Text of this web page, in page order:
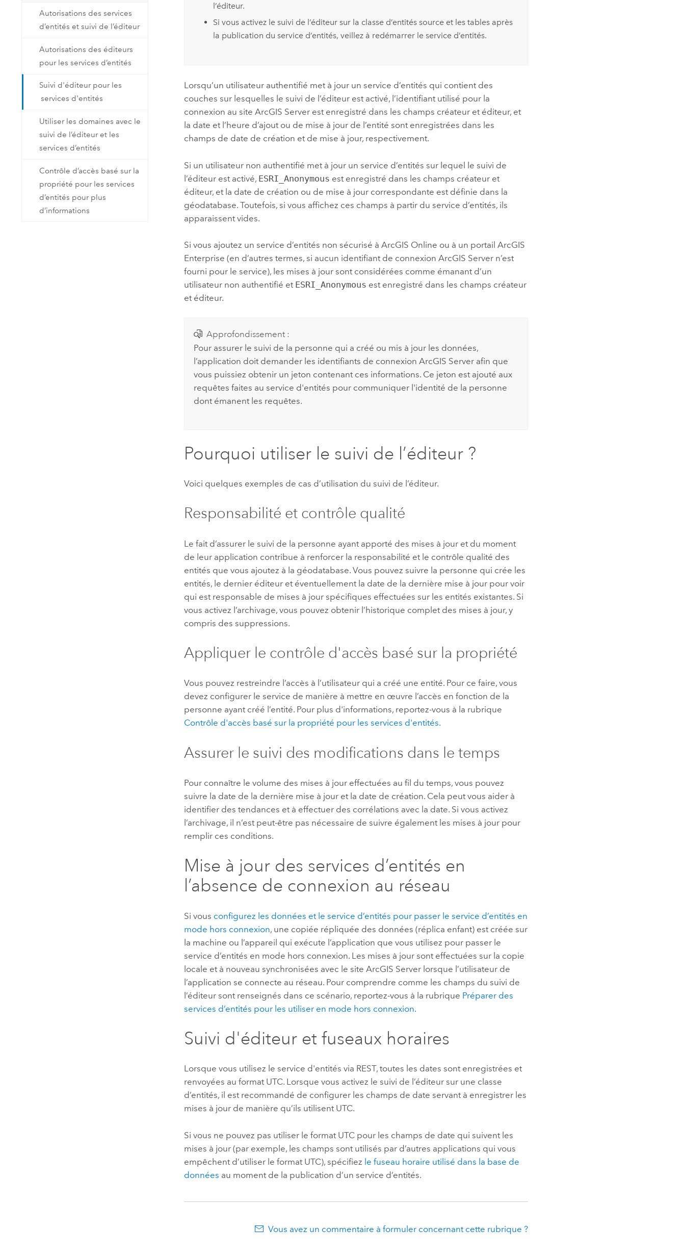
Autorisations des services
d’entités et suivi de l’éditeur
Autorisations des éditeurs
pour les services d’entités
Suivi d'éditeur pour les
services d'entités
Utiliser les domaines avec le
suivi de l’éditeur et les
services d’entités
Contrôle d’accès basé sur la
propriété pour les services
d’entités pour plus
d’informations
l’éditeur.
Si vous activez le suivi de l’éditeur sur la classe d’entités source et les tables après
la publication du service d’entités, veillez à redémarrer le service d’entités.
Lorsqu’un utilisateur authentifié met à jour un service d’entités qui contient des
couches sur lesquelles le suivi de l’éditeur est activé, l’identifiant utilisé pour la
connexion au siteArcGIS Server est enregistré dans les champs créateur et éditeur, et
la date et l’heure d’ajout ou de mise à jour de l’entité sont enregistrées dans les
champs de date de création et de mise à jour, respectivement.
Si un utilisateur non authentifié met à jour un service d’entités sur lequel le suivi de
l’éditeur est activé, ESRI_Anonymous est enregistré dans les champs créateur et
éditeur, et la date de création ou de mise à jour correspondante est définie dans la
géodatabase. Toutefois, si vous affichez ces champs à partir du service d’entités, ils
apparaissent vides.
Si vous ajoutez un service d’entités non sécurisé àArcGIS Online ou à un portailArcGIS
Enterprise (en d’autres termes, si aucun identifiant de connexionArcGIS Server n’est
fourni pour le service), les mises à jour sont considérées comme émanant d’un
utilisateur non authentifié et ESRI_Anonymous est enregistré dans les champs créateur
et éditeur.
Approfondissement :
Pour assurer le suivi de la personne qui a créé ou mis à jour les données,
l’application doit demander les identifiants de connexion ArcGIS Serverafin que
vous puissiez obtenir un jeton contenant ces informations. Ce jeton est ajouté aux
requêtes faites au service d'entités pour communiquer l'identité de la personne
dont émanent les requêtes.
Pourquoi utiliser le suivi de l’éditeur ?
Voici quelques exemples de cas d’utilisation du suivi de l’éditeur.
Responsabilité et contrôle qualité
Le fait d’assurer le suivi de la personne ayant apporté des mises à jour et du moment
de leur application contribue à renforcer la responsabilité et le contrôle qualité des
entités que vous ajoutez à la géodatabase. Vous pouvez suivre la personne qui crée les
entités, le dernier éditeur et éventuellement la date de la dernière mise à jour pour voir
qui est responsable de mises à jour spécifiques effectuées sur les entités existantes. Si
vous activez l’archivage, vous pouvez obtenir l’historique complet des mises à jour, y
compris des suppressions.
Appliquer le contrôle d'accès basé sur la propriété
Vous pouvez restreindre l’accès à l’utilisateur qui a créé une entité. Pour ce faire, vous
devez configurer le service de manière à mettre en œuvre l’accès en fonction de la
personne ayant créé l’entité. Pour plus d'informations, reportez-vous à la rubrique
Contrôle d'accès basé sur la propriété pour les services d'entités.
Assurer le suivi des modifications dans le temps
Pour connaître le volume des mises à jour effectuées au fil du temps, vous pouvez
suivre la date de la dernière mise à jour et la date de création. Cela peut vous aider à
identifier des tendances et à effectuer des corrélations avec la date. Si vous activez
l’archivage, il n’est peut-être pas nécessaire de suivre également les mises à jour pour
remplir ces conditions.
Mise à jour des services d’entités en
l’absence de connexion au réseau
Si vous configurez les données et le service d’entités pour passer le service d’entités en
mode hors connexion, une copiée répliquée des données (réplica enfant) est créée sur
la machine ou l’appareil qui exécute l’application que vous utilisez pour passer le
service d’entités en mode hors connexion. Les mises à jour sont effectuées sur la copie
locale et à nouveau synchronisées avec le siteArcGIS Server lorsque l’utilisateur de
l’application se connecte au réseau. Pour comprendre comme les champs du suivi de
l’éditeur sont renseignés dans ce scénario, reportez-vous à la rubrique Préparer des
services d’entités pour les utiliser en mode hors connexion.
Suivi d'éditeur et fuseaux horaires
Lorsque vous utilisez le service d'entités via REST, toutes les dates sont enregistrées et
renvoyées au format UTC. Lorsque vous activez le suivi de l’éditeur sur une classe
d’entités, il est recommandé de configurer les champs de date servant à enregistrer les
mises à jour de manière qu’ils utilisent UTC.
Si vous ne pouvez pas utiliser le format UTC pour les champs de date qui suivent les
mises à jour (par exemple, les champs sont utilisés par d’autres applications qui vous
empêchent d’utiliser le format UTC), spécifiez le fuseau horaire utilisé dans la base de
données au moment de la publication d’un service d’entités.
Vous avez un commentaire à formuler concernant cette rubrique ?